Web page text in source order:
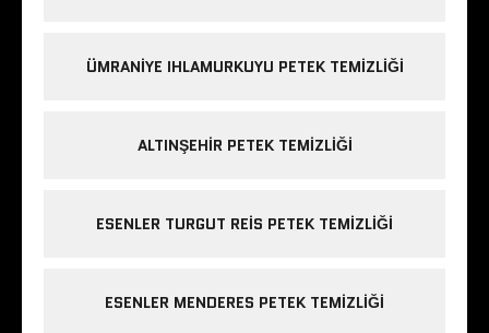
ÜMRANIYE IHLAMURKUYU PETEK TEMIZLIĞI
ALTINŞEHIR PETEK TEMIZLIĞI
ESENLER TURGUT REIS PETEK TEMIZLIĞI
ESENLER MENDERES PETEK TEMIZLIĞI